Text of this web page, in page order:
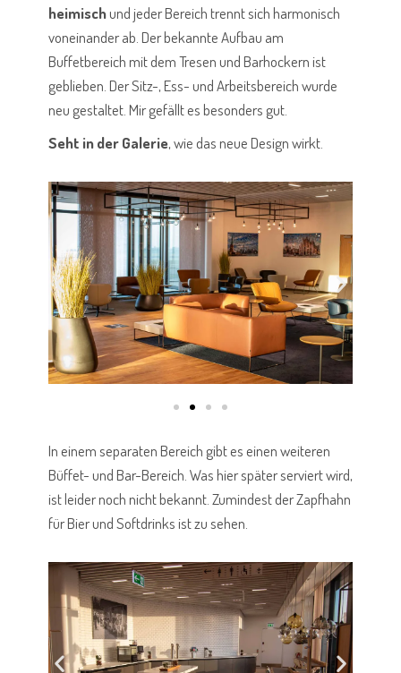
heimischund jeder Bereich trennt sich harmonisch
voneinander ab. Der bekannte Aufbau am
Buffetbereich mit dem Tresen und Barhockern ist
geblieben. Der Sitz-, Ess- und Arbeitsbereich wurde
neu gestaltet. Mir gefällt es besonders gut.
Seht in der Galerie, wie das neue Design wirkt.
In einem separaten Bereich gibt es einen weiteren
Büffet- und Bar-Bereich. Was hier später serviert wird,
ist leider noch nicht bekannt. Zumindest der Zapfhahn
für Bier und Softdrinks ist zu sehen.